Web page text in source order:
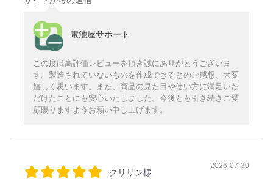
電池屋サポート
この度は高評価レビューを頂き誠にありがとうございま
す。製造されていないものを作成できるとのご感想、大変
嬉しく思います。また、商品の見た目や使い方に満足いた
だけたことにも安心いたしました。今後とも引き続きご愛
顧賜りますようお願い申し上げます。
クリリン様
2026-07-30